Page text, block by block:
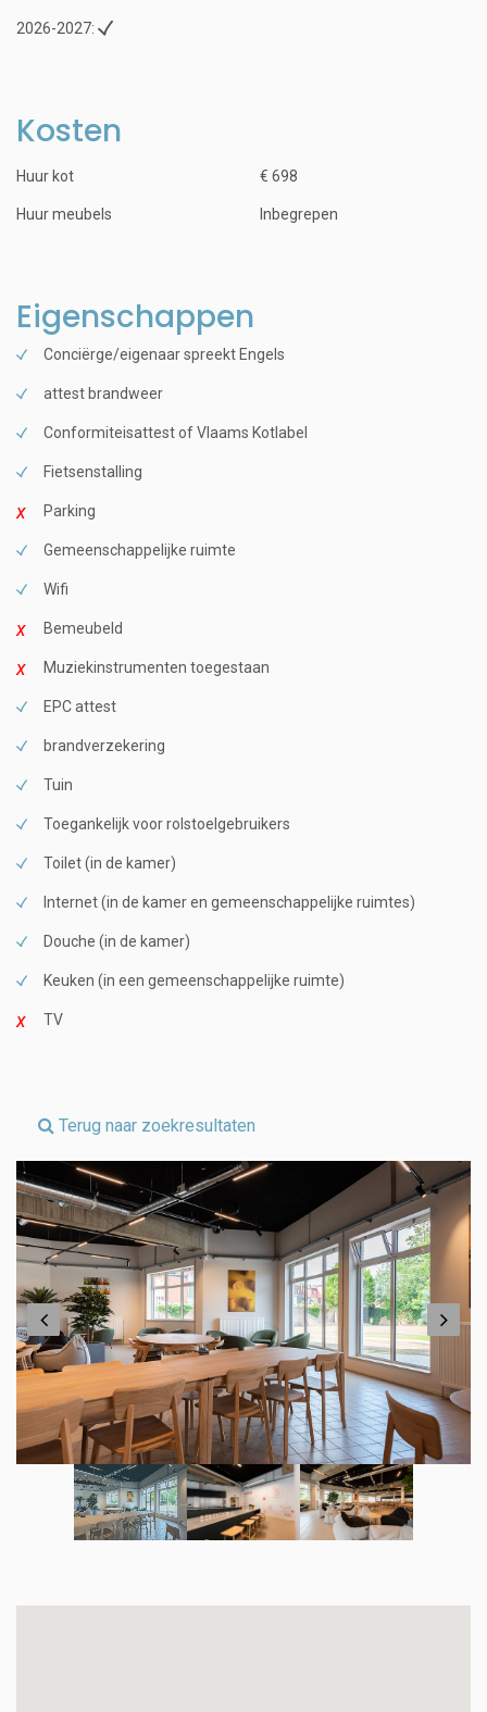
2026-2027:
Kosten
Huur kot € 698
Huur meubels Inbegrepen
Eigenschappen
Conciërge/eigenaar spreekt Engels
attest brandweer
Conformiteisattest of Vlaams Kotlabel
Fietsenstalling
Parking
Gemeenschappelijke ruimte
Wifi
Bemeubeld
Muziekinstrumenten toegestaan
EPC attest
brandverzekering
Tuin
Toegankelijk voor rolstoelgebruikers
Toilet (in de kamer)
Internet (in de kamer en gemeenschappelijke ruimtes)
Douche (in de kamer)
Keuken (in een gemeenschappelijke ruimte)
TV
Terug naar zoekresultaten